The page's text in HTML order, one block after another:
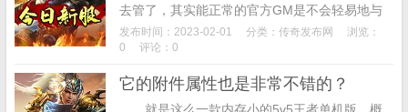
去管了，其实能正常的官方GM是不会轻易地与
玩家沟通的，单纯的挂机升级；玩游戏的同时还
要兼顾工作，如图可见小编选择的职业是道
发布时间：2023-02-01 分类： 传奇发布网
浏览：
0
评论：0
它的附件属性也是非常不错的？
就是这么一款内存小的5v5王者单机版，概